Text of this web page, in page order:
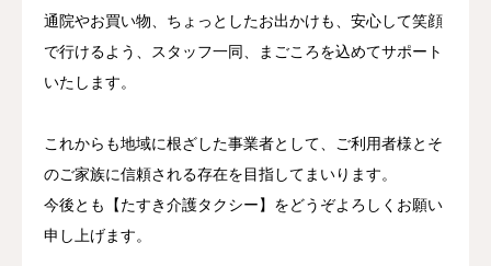
通院やお買い物、ちょっとしたお出かけも、安心して笑顔
で行けるよう、スタッフ一同、まごころを込めてサポート
いたします。
これからも地域に根ざした事業者として、ご利用者様とそ
のご家族に信頼される存在を目指してまいります。
今後とも【たすき介護タクシー】をどうぞよろしくお願い
申し上げます。